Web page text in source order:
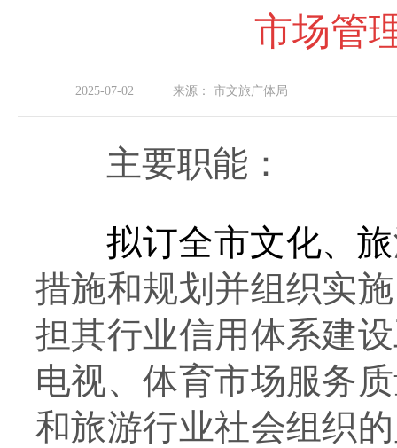
市场管
2025-07-02 来源： 市文旅广体局
主要职能：
拟订全市文化、旅
措施和规划并组织实
担其行业信用体系建
电视、体育市场服务
和旅游行业社会组织